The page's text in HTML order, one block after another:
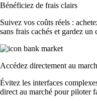
Bénéficiez de frais clairs
Suivez vos coûts réels :
sans frais cachés et gardez
Accédez directement au
Évitez les interfaces
direct au marché pour piloter